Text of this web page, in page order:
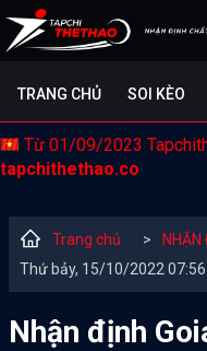
TRANG CHỦ SOI KÈO
Từ 01/09/2023
tapchithethao.co
Trang chủ >
Thứ bảy, 15/10/2022 07:56
Nhận định